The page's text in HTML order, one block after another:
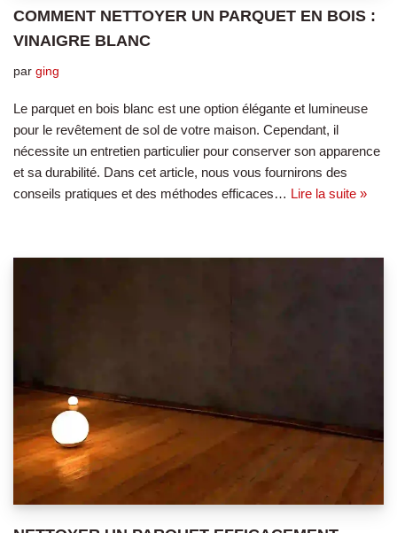
COMMENT NETTOYER UN PARQUET EN BOIS :
VINAIGRE BLANC
par ging
Le parquet en bois blanc est une option élégante et lumineuse
pour le revêtement de sol de votre maison. Cependant, il
nécessite un entretien particulier pour conserver son apparence
et sa durabilité. Dans cet article, nous vous fournirons des
conseils pratiques et des méthodes efficaces… Lire la suite »